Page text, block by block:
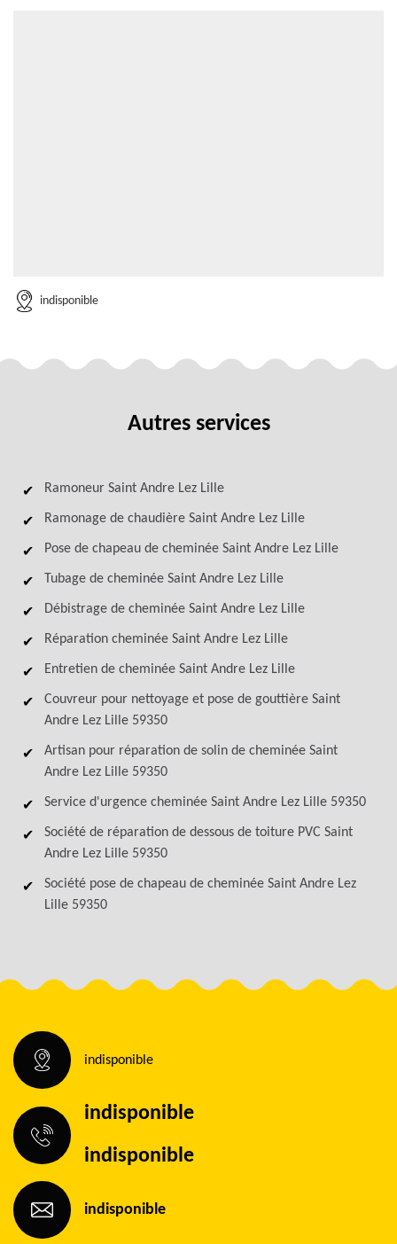
indisponible
Autres services
Ramoneur Saint Andre Lez Lille
Ramonage de chaudière Saint Andre Lez Lille
Pose de chapeau de cheminée Saint Andre Lez Lille
Tubage de cheminée Saint Andre Lez Lille
Débistrage de cheminée Saint Andre Lez Lille
Réparation cheminée Saint Andre Lez Lille
Entretien de cheminée Saint Andre Lez Lille
Couvreur pour nettoyage et pose de gouttière Saint
Andre Lez Lille 59350
Artisan pour réparation de solin de cheminée Saint
Andre Lez Lille 59350
Service d'urgence cheminée Saint Andre Lez Lille 59350
Société de réparation de dessous de toiture PVC Saint
Andre Lez Lille 59350
Société pose de chapeau de cheminée Saint Andre Lez
Lille 59350
indisponible
indisponible
indisponible
indisponible